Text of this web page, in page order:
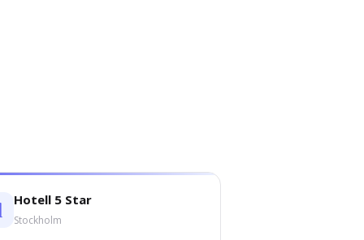
Hotell 5 Star
Stockholm